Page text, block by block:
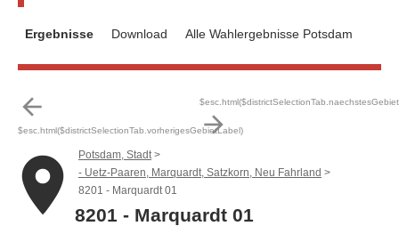
Ergebnisse Download Alle Wahlergebnisse Potsdam
arrow_back
$esc.html($districtSelectionTab.vorherigesGebietLabel)
arrow_forward
place
Potsdam, Stadt
- Uetz-Paaren, Marquardt, Satzkorn, Neu Fahrland
8201 - Marquardt 01
8201 - Marquardt 01